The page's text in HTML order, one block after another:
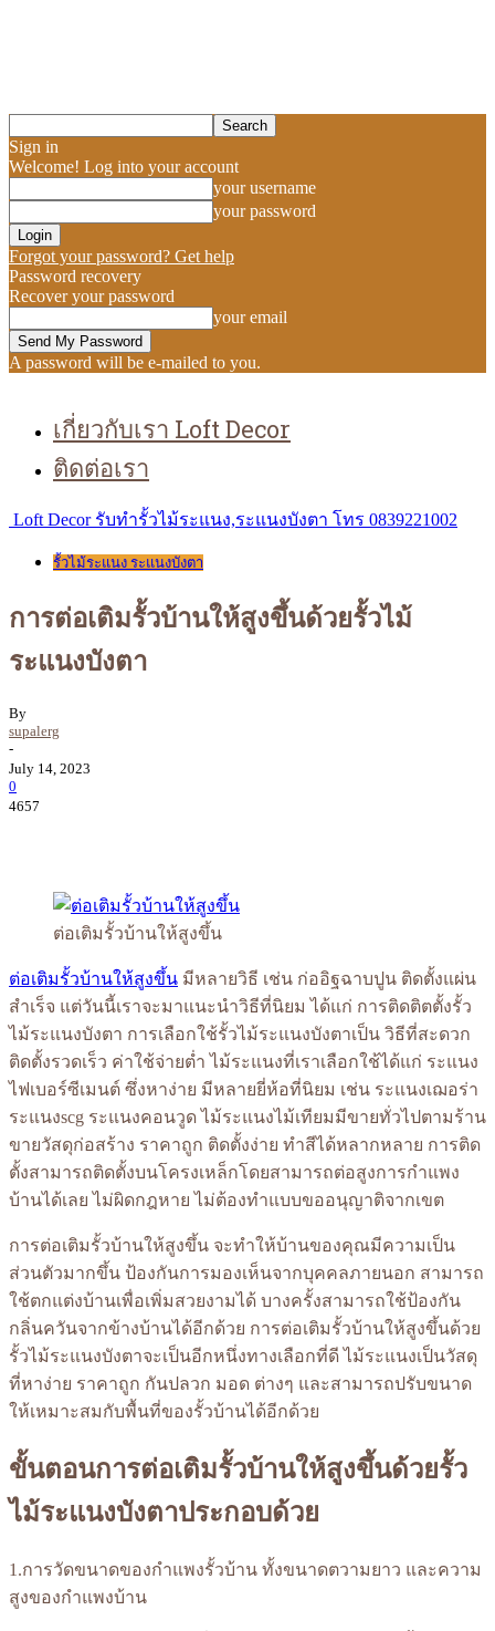
Sign in
Welcome! Log into your account
your username
your password
Forgot your password? Get help
Password recovery
Recover your password
your email
A password will be e-mailed to you.
เกี่ยวกับเรา Loft Decor
ติดต่อเรา
Loft Decor รับทำรั้วไม้ระแนง,ระแนงบังตา โทร 0839221002
รั้วไม้ระแนง ระแนงบังตา
การต่อเติมรั้วบ้านให้สูงขึ้นด้วยรั้วไม้
ระแนงบังตา
By
supalerg
-
July 14, 2023
0
4657
ต่อเติมรั้วบ้านให้สูงขึ้น
ต่อเติมรั้วบ้านให้สูงขึ้น มีหลายวิธี เช่น ก่ออิฐฉาบปูน ติดตั้งแผ่น
สำเร็จ แต่วันนี้เราจะมาแนะนำวิธีที่นิยม ได้แก่ การติดติตตั้งรั้ว
ไม้ระแนงบังตา การเลือกใช้รั้วไม้ระแนงบังตาเป็น วิธีที่สะดวก
ติดตั้งรวดเร็ว ค่าใช้จ่ายต่ำ ไม้ระแนงที่เราเลือกใช้ได้แก่ ระแนง
ไฟเบอร์ซีเมนต์ ซึ่งหาง่าย มีหลายยี่ห้อที่นิยม เช่น ระแนงเฌอร่า
ระแนงscg ระแนงคอนวูด ไม้ระแนงไม้เทียมมีขายทั่วไปตามร้าน
ขายวัสดุก่อสร้าง ราคาถูก ติดตั้งง่าย ทำสีได้หลากหลาย การติด
ตั้งสามารถติดตั้งบนโครงเหล็กโดยสามารถต่อสูงการกำแพง
บ้านได้เลย ไม่ผิดกฎหาย ไม่ต้องทำแบบขออนุญาติจากเขต
การต่อเติมรั้วบ้านให้สูงขึ้น จะทำให้บ้านของคุณมีความเป็น
ส่วนตัวมากขึ้น ป้องกันการมองเห็นจากบุคคลภายนอก สามารถ
ใช้ตกแต่งบ้านเพื่อเพิ่มสวยงามได้ บางครั้งสามารถใช้ป้องกัน
กลิ่นควันจากข้างบ้านได้อีกด้วย การต่อเติมรั้วบ้านให้สูงขึ้นด้วย
รั้วไม้ระแนงบังตาจะเป็นอีกหนึ่งทางเลือกที่ดี ไม้ระแนงเป็นวัสดุ
ที่หาง่าย ราคาถูก กันปลวก มอด ต่างๆ และสามารถปรับขนาด
ให้เหมาะสมกับพื้นที่ของรั้วบ้านได้อีกด้วย
ขั้นตอนการต่อเติมรั้วบ้านให้สูงขึ้นด้วยรั้ว
ไม้ระแนงบังตาประกอบด้วย
1.การวัดขนาดของกำแพงรั้วบ้าน ทั้งขนาดตวามยาว และความ
สูงของกำแพงบ้าน